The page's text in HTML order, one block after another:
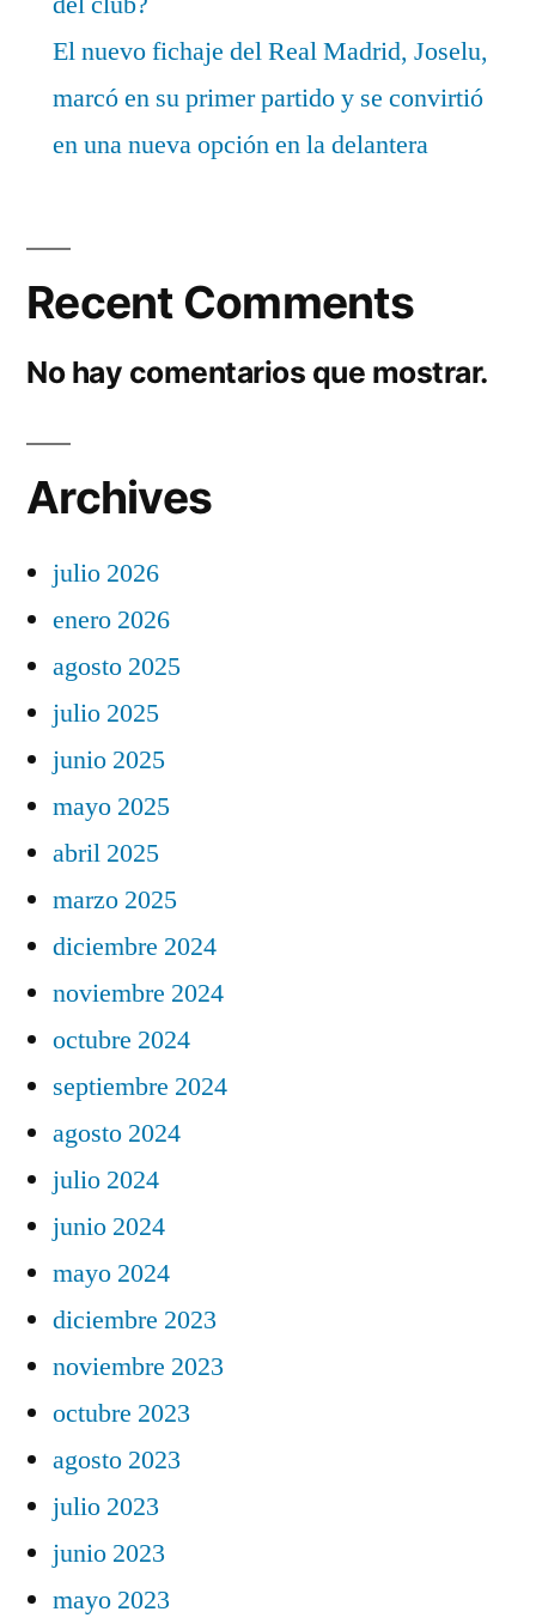
El nuevo fichaje del Real Madrid, Joselu,
marcó en su primer partido y se convirtió
en una nueva opción en la delantera
Recent Comments
No hay comentarios que mostrar.
Archives
julio 2026
enero 2026
agosto 2025
julio 2025
junio 2025
mayo 2025
abril 2025
marzo 2025
diciembre 2024
noviembre 2024
octubre 2024
septiembre 2024
agosto 2024
julio 2024
junio 2024
mayo 2024
diciembre 2023
noviembre 2023
octubre 2023
agosto 2023
julio 2023
junio 2023
mayo 2023